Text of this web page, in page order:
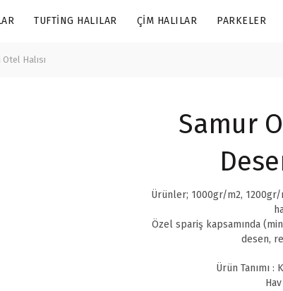
TUFTING HALILAR ÇIM HALILAR PARKELER
Halısı
Samur
Ürünler; 1000gr/m2,
Özel spariş kapsamında
desen,
Ürün Tanımı :